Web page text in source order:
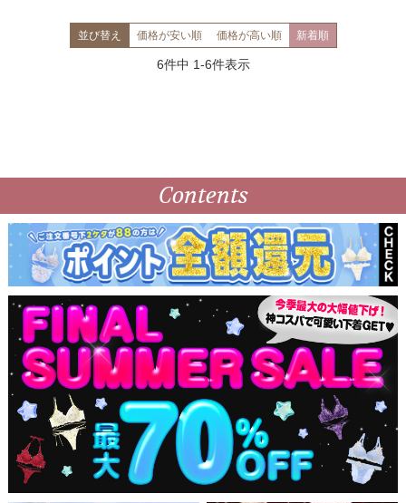
並び替え 価格が安い順 価格が高い順 新着順
6件中 1-6件表示
Contents